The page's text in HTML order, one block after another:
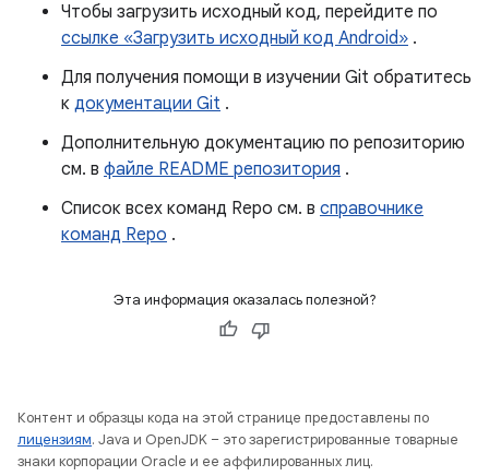
Чтобы загрузить исходный код, перейдите по
ссылке «Загрузить исходный код Android» .
Для получения помощи в изучении Git обратитесь
к документации Git .
Дополнительную документацию по репозиторию
см. в файле README репозитория .
Список всех команд Repo см. в справочнике
команд Repo .
Эта информация оказалась полезной?
Контент и образцы кода на этой странице предоставлены по
лицензиям. Java и OpenJDK – это зарегистрированные товарные
знаки корпорации Oracle и ее аффилированных лиц.